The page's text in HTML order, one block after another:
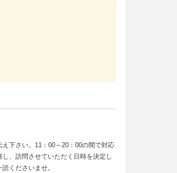
下さい。11：00～20：00の間で対応
、訪問させていただく日時を決定し
読くださいませ。